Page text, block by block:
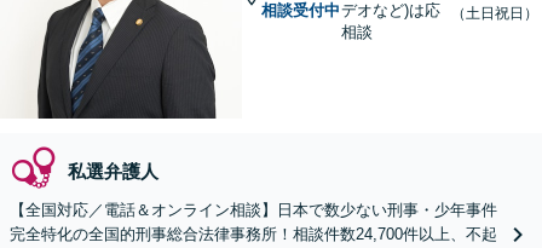
相談受付中デオなど)は応
相談
（土日祝日）
私選弁護人
【全国対応／電話＆オンライン相談】日本で数少ない刑事・少年事件
完全特化の全国的刑事総合法律事務所！相談件数24,700件以上、不起